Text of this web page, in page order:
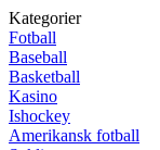
Kategorier
Fotball
Baseball
Basketball
Kasino
Ishockey
Amerikansk fotball